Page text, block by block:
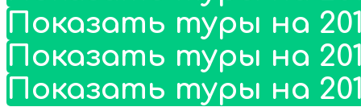
Показать туры на
Показать туры на
Показать туры на